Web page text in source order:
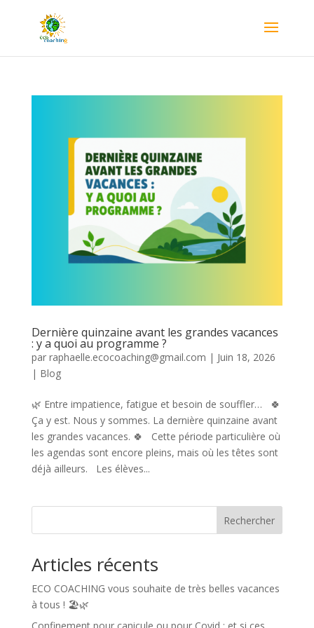
Dernière quinzaine avant les grandes vacances
: y a quoi au programme ?
par raphaelle.ecocoaching@gmail.com | Juin 18, 2026
| Blog
🌿 Entre impatience, fatigue et besoin de souffler… 🍀
Ça y est. Nous y sommes. La dernière quinzaine avant
les grandes vacances. 🍀 Cette période particulière où
les agendas sont encore pleins, mais où les têtes sont
déjà ailleurs. Les élèves...
Rechercher
Articles récents
ECO COACHING vous souhaite de très belles vacances
à tous ! 🏖️🌿